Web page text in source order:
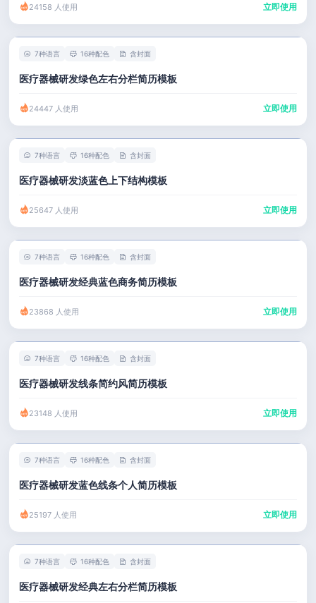
24158 人使用 立即使用
7种语言 16种配色 含封面
医疗器械研发绿色左右分栏简历模板
24447 人使用 立即使用
7种语言 16种配色 含封面
医疗器械研发淡蓝色上下结构模板
25647 人使用 立即使用
7种语言 16种配色 含封面
医疗器械研发经典蓝色商务简历模板
23868 人使用 立即使用
7种语言 16种配色 含封面
医疗器械研发线条简约风简历模板
23148 人使用 立即使用
7种语言 16种配色 含封面
医疗器械研发蓝色线条个人简历模板
25197 人使用 立即使用
7种语言 16种配色 含封面
医疗器械研发经典左右分栏简历模板